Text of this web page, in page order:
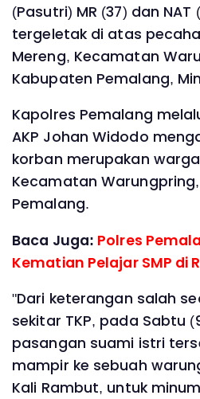
(Pasutri) MR (37) dan NAT
tergeletak di atas
Mereng, Kecamatan
Kabupaten Pemalang,
Kapolres Pemalang
AKP Johan Widodo
korban merupakan
Kecamatan
Pemalang.
Baca Juga: Polres
Kematian Pelajar SMP di
"Dari keterangan salah
sekitar TKP, pada Sabtu
pasangan suami istri
mampir ke sebuah
Kali Rambut, untuk